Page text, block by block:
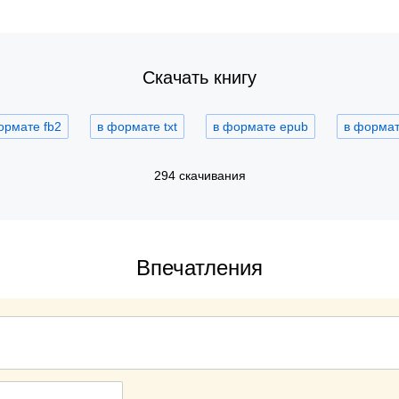
Скачать книгу
fb2 в формате txt в формате epub в
294 скачивания
Впечатления